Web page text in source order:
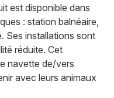
est disponible dans
: station balnéaire,
Ses installations sont
réduite. Cet
navette de/vers
avec leurs animaux